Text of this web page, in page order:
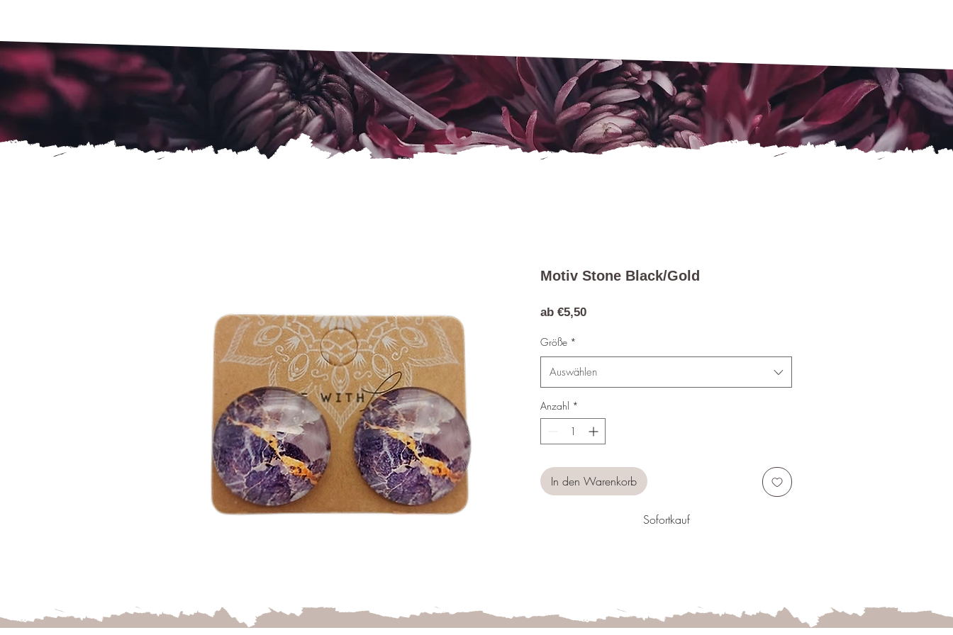
Motiv Stone Black/Gold
ab €5,50Sale-
Größe *
Auswählen
Anzahl *
In den Warenkorb
Sofortkauf